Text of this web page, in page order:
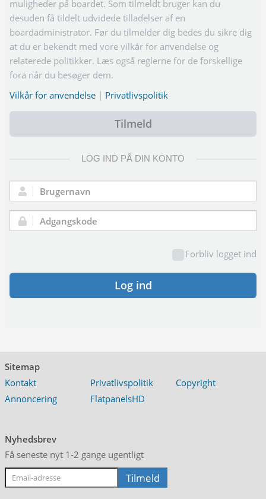
muligheder på boardet. Som tilmeldt bruger kan du
desuden få tildelt udvidede tilladelser af en
boardadministrator. Før du tilmelder dig bedes du sikre dig
at du er bekendt med vore vilkår for anvendelse og
relaterede politikker. Læs også reglerne for de forskellige
fora når du besøger dem.
Vilkår for anvendelse | Privatlivspolitik
Tilmeld
LOG IND PÅ DIN KONTO
Brugernavn:
Adgangskode:
Forbliv logget ind
Log ind
Sitemap
Kontakt
Privatlivspolitik
Copyright
Annoncering
FlatpanelsHD
Nyhedsbrev
Få seneste nyt 1-2 gange ugentligt